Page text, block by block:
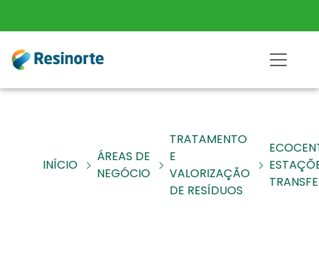
INÍCIO
ÁREAS DE
NEGÓCIO
TRATAMENTO
E
VALORIZAÇÃO
DE RESÍDUOS